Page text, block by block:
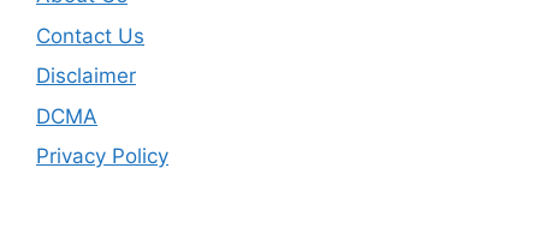
Contact Us
Disclaimer
DCMA
Privacy Policy